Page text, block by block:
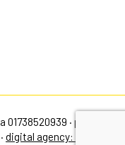
· privacy
· digital agency: alea.pro